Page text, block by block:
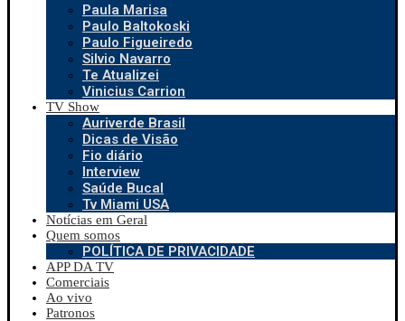
Paula Marisa
Paulo Baltokoski
Paulo Figueiredo
Silvio Navarro
Te Atualizei
Vinicius Carrion
TV Show
Auriverde Brasil
Dicas de Visão
Fio diário
Interview
Saúde Bucal
Tv Miami USA
Notícias em Geral
Quem somos
POLÍTICA DE PRIVACIDADE
APP DA TV
Comerciais
Ao vivo
Patronos